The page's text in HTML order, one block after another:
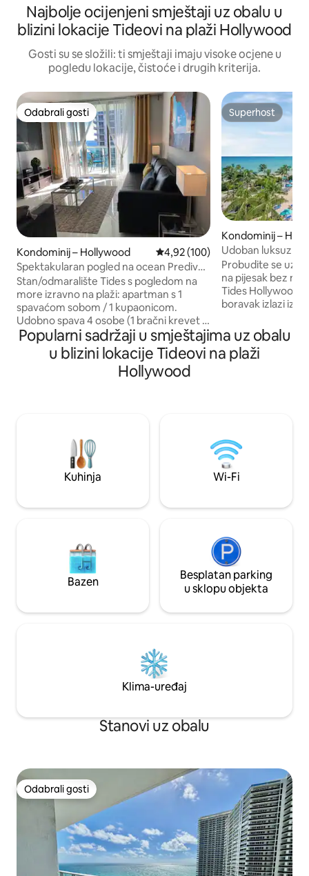
Najbolje ocijenjeni smještaji uz obalu u
blizini lokacije Tideovi na plaži Hollywood
Gosti su se složili: ti smještaji imaju visoke ocjene u
pogledu lokacije, čistoće i drugih kriterija.
Odabrali gosti
Odabrali gosti
Kondominij – Hollywood Prosječna ocjena: 4,92/5,
4,92 (100)
Spektakularan pogled na ocean Predivan
kondominij na obali
Stan/odmaralište Tides s pogledom na
more izravno na plaži: apartman s 1
spavaćom sobom / 1 kupaonicom.
Udobno spava 4 osobe (1 bračni krevet +
2 kauča na razvlačenje), 2 pametna
televizora, potpuno opremljena kuhinja,
udoban vrtni namještaj / privatni balkon,
ručnici za plažu / stolice za plažu /
potrebno za savršen odmor! Za ulazak u
sve objekte potrebna je FOB kartica: 30
USD jednokratna uplata za 2 odrasle
Superhost
Superhost
Kondominij –
Udoban luksuzni
Probudite se uz
na pijesak bez
Tides Hollywood
boravak izlazi
Grijani bazen,
prostorije za
blizina sjajnih
parkirališno
Popularni sadržaji u smještajima uz obalu
u blizini lokacije Tideovi na plaži
Hollywood
Kuhinja Wi-Fi
Bazen
Besplatan parking
u sklopu objekta
Klima-uređaj
Stanovi uz obalu
Odabrali gosti
Odabrali gosti